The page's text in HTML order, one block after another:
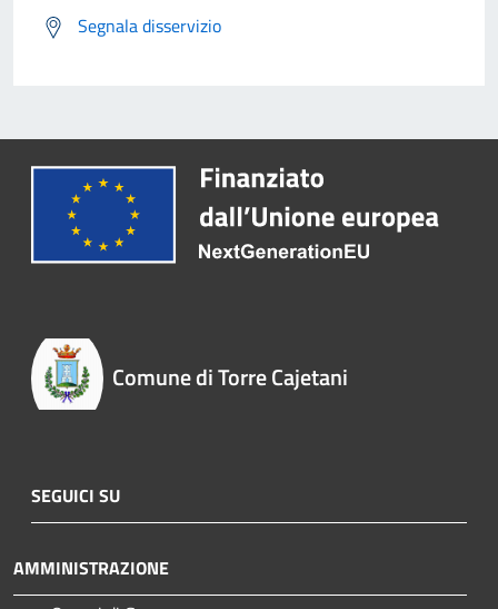
Segnala disservizio
Comune di Torre Cajetani
SEGUICI SU
AMMINISTRAZIONE